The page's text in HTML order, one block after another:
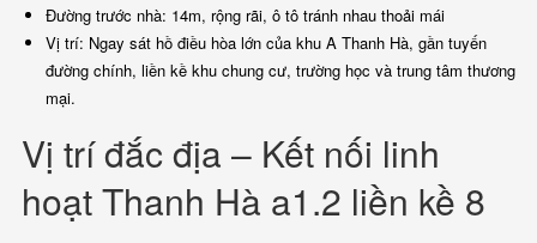
Đường trước nhà: 14m, rộng rãi, ô tô tránh nhau thoải mái
Vị trí: Ngay sát hồ điều hòa lớn của khu A Thanh Hà, gần tuyến
đường chính, liền kề khu chung cư, trường học và trung tâm thương
mại.
Vị trí đắc địa – Kết nối linh
hoạt Thanh Hà a1.2 liền kề 8